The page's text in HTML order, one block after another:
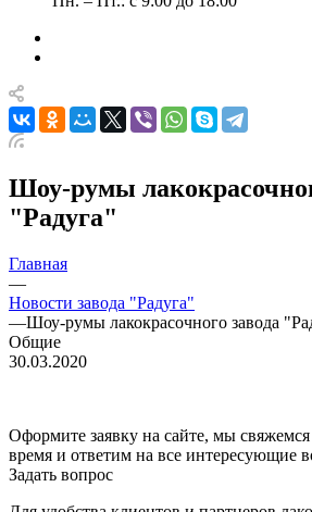
Шоу-румы
"Радуга"
Главная
—
Новости завода "Радуга"
—Шоу-румы лакокрасочного завода
Общие
30.03.2020
Оформите заявку на сайте, мы
время и ответим на все интересующие
Задать вопрос